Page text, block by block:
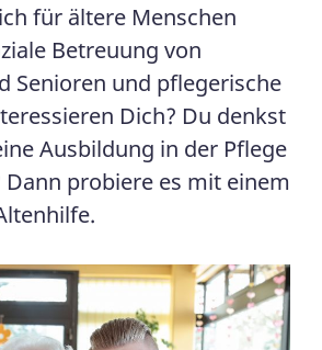
für ältere Menschen
Betreuung von
Senioren und pflegerische
Dich? Du denkst
Ausbildung in der Pflege
Dann probiere es mit einem